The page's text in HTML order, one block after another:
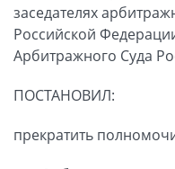
заседателях
Российской
Арбитражного Суда
ПОСТАНОВИЛ:
прекратить